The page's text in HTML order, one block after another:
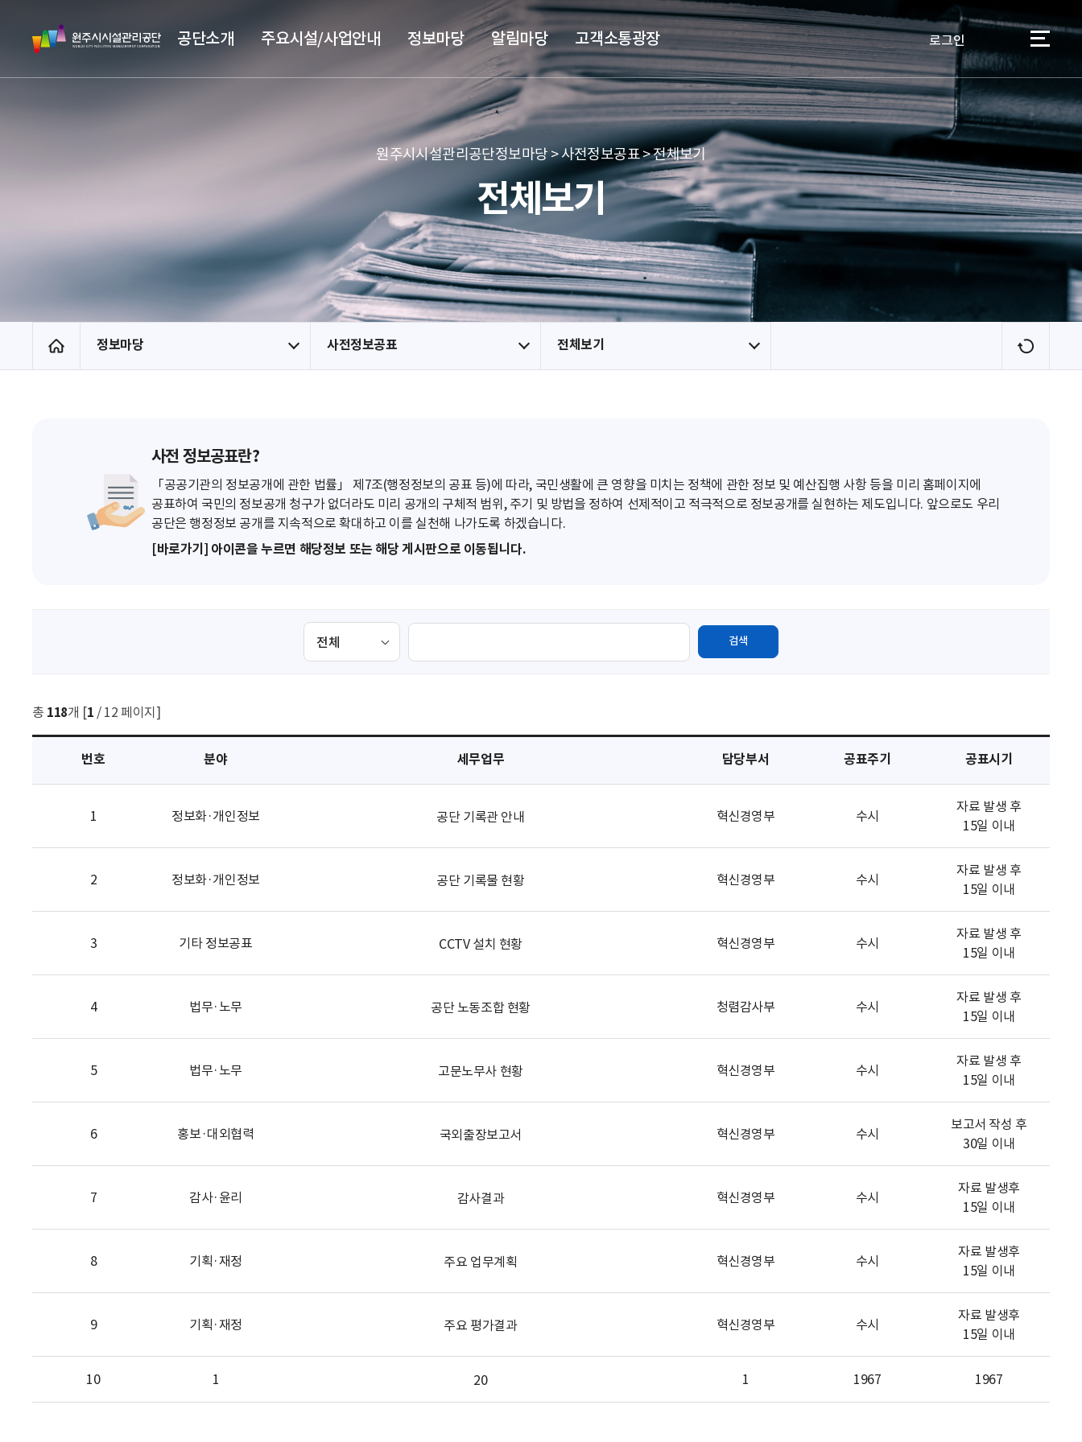
본문 바로가기
메뉴 바로가기
원
주
시
관
단
공단소개 주요시설/사업안내 정보마당 알림마당 고객소통광장 로그인 이용자
원주시시설관리공단정보마당 > 사전정보공표 > 전체보기
전체보기
홈 정보마당 사전정보공표 전체보기
새
로
사전 정보공표란?
「공공기관의 정보공개에 관한 법률」 제7조(행정정보의 공표 등)에 따라, 국민생활에 큰 영향을 미치는 정책에 관한 정보 및 예산집행 사항 등을 미리 홈페이지에
공표하여 국민의 정보공개 청구가 없더라도 미리 공개의 구체적 범위, 주기 및 방법을 정하여 선제적이고 적극적으로 정보공개를 실현하는 제도입니다. 앞으로도 우리
공단은 행정정보 공개를 지속적으로 확대하고 이를 실천해 나가도록 하겠습니다.
[바로가기] 아이콘을 누르면 해당정보 또는 해당 게시판으로 이동됩니다.
검
검색
총 118개 [1 / 12 페이지]
번호 분야 세무업무 담당부서 공표주기 공표시기
1 정보화·개인정보 공단 기록관 안내 혁신경영부 수시
자료 발생 후
15일 이내
2 정보화·개인정보 공단 기록물 현황 혁신경영부 수시
자료 발생 후
15일 이내
3 기타 정보공표 CCTV 설치 현황 혁신경영부 수시
자료 발생 후
15일 이내
4 법무·노무 공단 노동조합 현황 청렴감사부 수시
자료 발생 후
15일 이내
5 법무·노무 고문노무사 현황 혁신경영부 수시
자료 발생 후
15일 이내
6 홍보·대외협력 국외출장보고서 혁신경영부 수시
보고서 작성 후
30일 이내
7 감사·윤리 감사결과 혁신경영부 수시
자료 발생후
15일 이내
8 기획·재정 주요 업무계획 혁신경영부 수시
자료 발생후
15일 이내
9 기획·재정 주요 평가결과 혁신경영부 수시
자료 발생후
15일 이내
10 1 20 1 1967 1967